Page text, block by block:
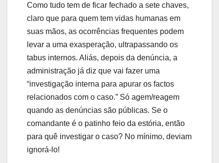
Como tudo tem de ficar fechado a sete chaves,
claro que para quem tem vidas humanas em
suas mãos, as ocorrências frequentes podem
levar a uma exasperação, ultrapassando os
tabus internos. Aliás, depois da denúncia, a
administração já diz que vai fazer uma
“investigação interna para apurar os factos
relacionados com o caso.” Só agem/reagem
quando as denúncias são públicas. Se o
comandante é o patinho feio da estória, então
para quê investigar o caso? No mínimo, deviam
ignorá-lo!